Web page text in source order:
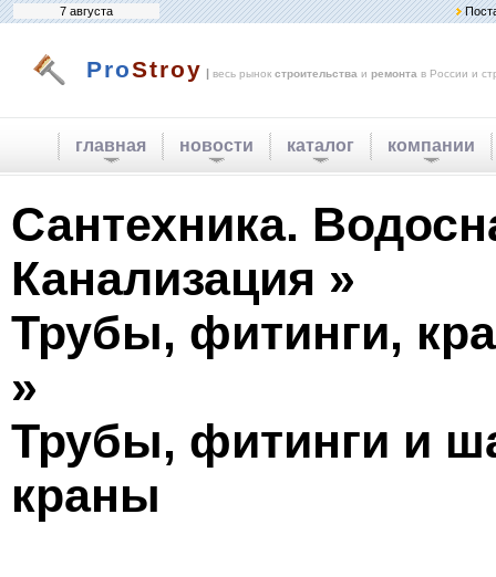
7 августа
ProStroy | весь рынок строительства и ремонта в России и
главная новости каталог компании
Сантехника.
Канализация »
Трубы, фитинги,
»
Трубы, фитинги и
краны